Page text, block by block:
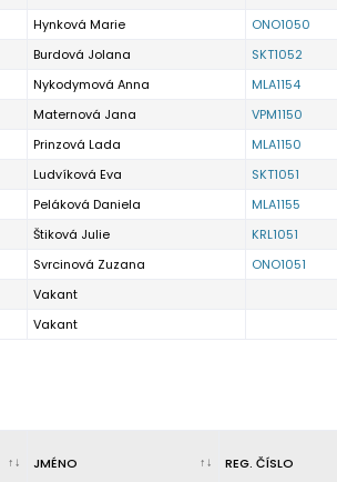
Hynková Marie ONO1050
Burdová Jolana SKT1052
Nykodymová Anna MLA1154
Maternová Jana VPM1150
Prinzová Lada MLA1150
Ludvíková Eva SKT1051
Peláková Daniela MLA1155
Štiková Julie KRL1051
Svrcinová Zuzana ONO1051
Vakant
Vakant
JMÉNO REG. ČÍSLO